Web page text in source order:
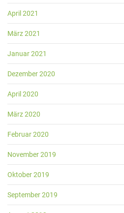
April 2021
März 2021
Januar 2021
Dezember 2020
April 2020
März 2020
Februar 2020
November 2019
Oktober 2019
September 2019